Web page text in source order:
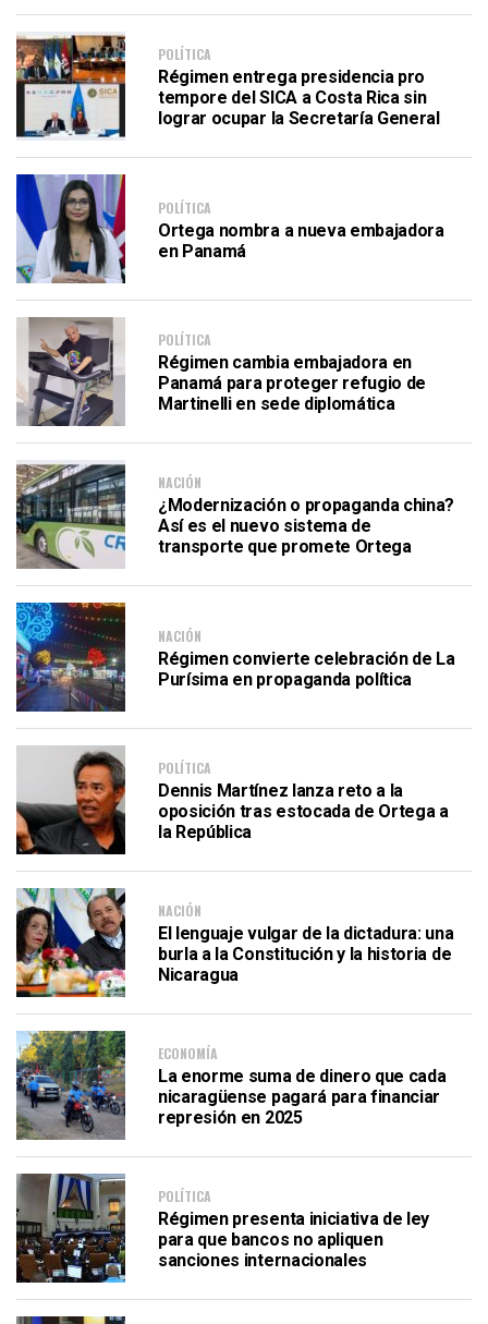
POLÍTICA
Régimen entrega presidencia pro
tempore del SICA a Costa Rica sin
lograr ocupar la Secretaría General
POLÍTICA
Ortega nombra a nueva embajadora
en Panamá
POLÍTICA
Régimen cambia embajadora en
Panamá para proteger refugio de
Martinelli en sede diplomática
NACIÓN
¿Modernización o propaganda china?
Así es el nuevo sistema de
transporte que promete Ortega
NACIÓN
Régimen convierte celebración de La
Purísima en propaganda política
POLÍTICA
Dennis Martínez lanza reto a la
oposición tras estocada de Ortega a
la República
NACIÓN
El lenguaje vulgar de la dictadura: una
burla a la Constitución y la historia de
Nicaragua
ECONOMÍA
La enorme suma de dinero que cada
nicaragüense pagará para financiar
represión en 2025
POLÍTICA
Régimen presenta iniciativa de ley
para que bancos no apliquen
sanciones internacionales